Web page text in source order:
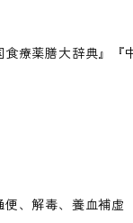
食療薬膳大辞典』『
、解毒、養血補虚